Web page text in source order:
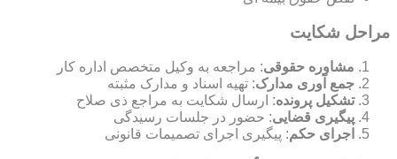
مراحل شکایت
مشاوره حقوقی: مراجعه به وکیل متخصص اداره کار
جمع آوری مدارک: تهیه اسناد و مدارک مثبته
تشکیل پرونده: ارسال شکایت به مراجع ذی صلاح
پیگیری قضایی: حضور در جلسات رسیدگی
اجرای حکم: پیگیری اجرای تصمیمات قانونی